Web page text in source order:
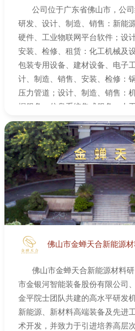
公司位于广东省佛山市，公司
研发、设计、制造、销售：新能
硬件、工业物联网平台软件；设
安装、检修、租赁：化工机械及
包装专用设备、建材设备、电子
计、制造、销售、安装、检修：
压力管道；设计、制造、销售：
据服务；信息系统集成服务；人
工程设计施工；燃气工程施工；
同能源管理；软件开发及销售；
务；房地产开发经营：房地产租
理；货物或技术进出口（国家禁
的货物和技术进出口除外）等。
佛山市金蝉天合新能源
佛山市金蝉天合新能源材料
市金银河智能装备股份有限公司
金平院士团队共建的高水平研发
新能源、新材料高端装备及先进
术开发，并致力于引进培养高层